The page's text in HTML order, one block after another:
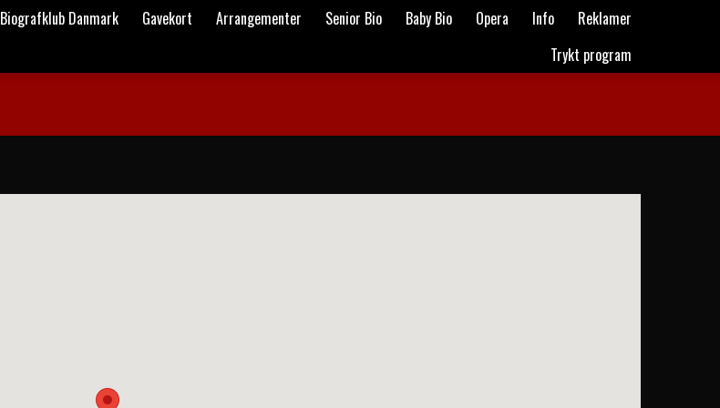
Biografklub Danmark Gavekort Arrangementer Senior Bio Baby Bio Opera Info
Reklamer
Trykt program